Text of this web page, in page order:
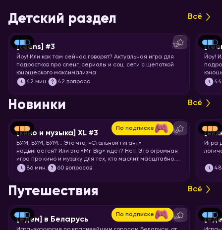
Детский раздел Всё
[teens] #3 12+
Йоу! Или как там сейчас говорят? Актуальная игра для
подростков про сленг, сериалы и соц. сети с щепоткой
юношеского максимализма.
42 мин. 42 вопроса
Йоу!
44
Новинки Всё
По подписке
[кино и музыка] XL #3 16+
БУМ, БУМ, БУМ… Это что, «Стальной гигант»
надвигается? Или это «Mr. Big» идёт? Нет! Это огромная
игра про кино и музыку для тех, кто мыслит масштабно.
Вас ждут целых 7 раундов песен, клипов, отрывков из
миску попкорна и запускайте хоум!
86 мин. 60 вопросов
Игра
48
Путешествия Всё
По подписке
[едем] в Беларусь 16+